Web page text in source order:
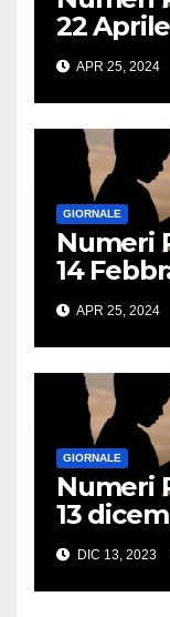
22
APR 25, 2024
GIORNALE
Numeri
14
APR 25, 2024
GIORNALE
Numeri
13
DIC 13, 2023